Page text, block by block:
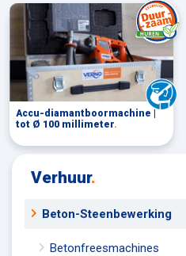
Accu-diamantboormachine |
tot Ø 100 millimeter.
Verhuur.
Beton-Steenbewerking
Betonfreesmachines